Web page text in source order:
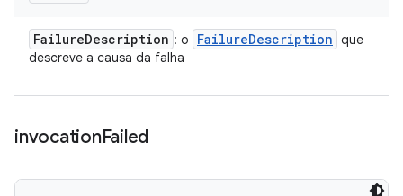
FailureDescription : o FailureDescription que
descreve a causa da falha
invocationFailed